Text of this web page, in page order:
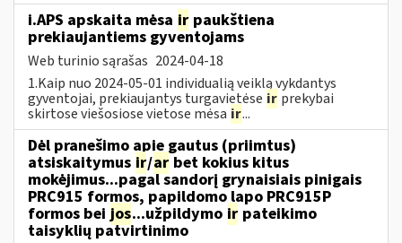
i.APS apskaita mėsa ir paukštiena
prekiaujantiems gyventojams
Web turinio sąrašas 2024-04-18
1.Kaip nuo 2024-05-01 individualią veiklą vykdantys
gyventojai, prekiaujantys turgavietėse ir prekybai
skirtose viešosiose vietose mėsa ir...
Dėl pranešimo apie gautus (priimtus)
atsiskaitymus ir/ar bet kokius kitus
mokėjimus...pagal sandorį grynaisiais pinigais
PRC915 formos, papildomo lapo PRC915P
formos bei jos...užpildymo ir pateikimo
taisyklių patvirtinimo